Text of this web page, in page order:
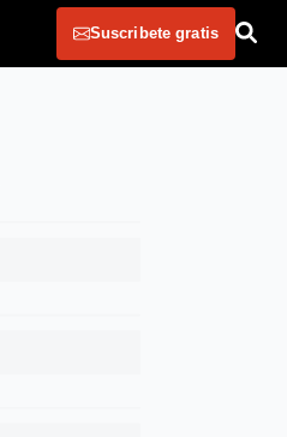
Suscribete gratis